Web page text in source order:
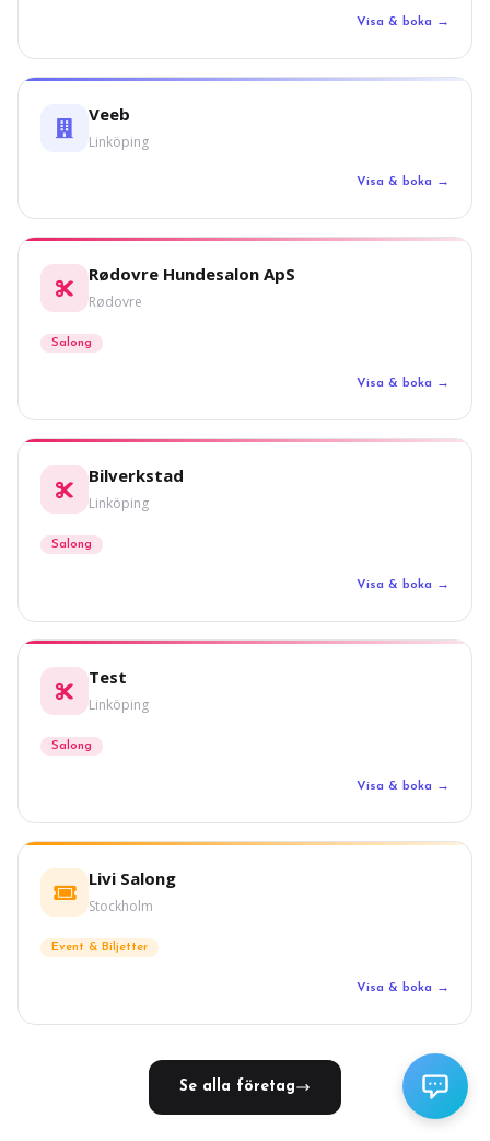
Visa & boka →
Veeb
Linköping
Visa & boka →
Rødovre Hundesalon ApS
Rødovre
Salong
Visa & boka →
Bilverkstad
Linköping
Salong
Visa & boka →
Test
Linköping
Salong
Visa & boka →
Livi Salong
Stockholm
Event & Biljetter
Visa & boka →
Se alla företag